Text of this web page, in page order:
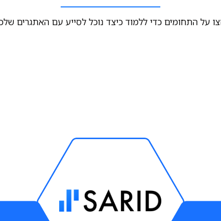
על התחומים כדי ללמוד כיצד נוכל לסייע עם האתגרים